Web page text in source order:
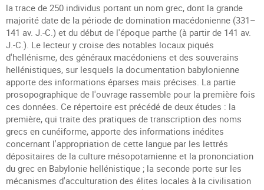
la trace de 250 individus portant un nom grec, dont la grande
majorité date de la période de domination macédonienne (331–
141 av. J.-C.) et du début de l'époque parthe (à partir de 141 av.
J.-C.). Le lecteur y croise des notables locaux piqués
d'hellénisme, des généraux macédoniens et des souverains
hellénistiques, sur lesquels la documentation babylonienne
apporte des informations éparses mais précises. La partie
prosopographique de l'ouvrage rassemble pour la première fois
ces données. Ce répertoire est précédé de deux études : la
première, qui traite des pratiques de transcription des noms
grecs en cunéiforme, apporte des informations inédites
concernant l'appropriation de cette langue par les lettrés
dépositaires de la culture mésopotamienne et la prononciation
du grec en Babylonie hellénistique ; la seconde porte sur les
mécanismes d'acculturation des élites locales à la civilisation